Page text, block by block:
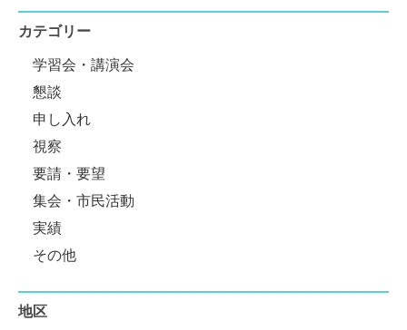
カテゴリー
学習会・講演会
懇談
申し入れ
視察
要請・要望
集会・市民活動
実績
その他
地区